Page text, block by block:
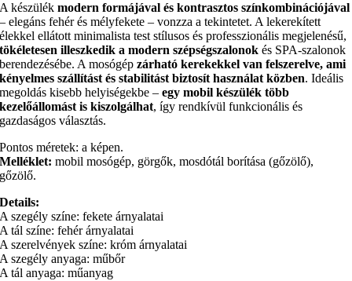
A készülékmodern formájával és kontrasztos színkombinációjával
– elegáns fehér és mélyfekete – vonzza a tekintetet. A lekerekített
élekkel ellátott minimalista test stílusos és professzionális megjelenésű,
tökéletesen illeszkedik a modern szépségszalonokés SPA-szalonok
berendezésébe. A mosógépzárható kerekekkel van felszerelve, ami
kényelmes szállítást és stabilitást biztosít használat közben. Ideális
megoldás kisebb helyiségekbe –egy mobil készülék több
kezelőállomást is kiszolgálhat, így rendkívül funkcionális és
gazdaságos választás.
Pontos méretek: a képen.
Melléklet: mobil mosógép, görgők, mosdótál borítása (gőzölő),
gőzölő.
Details:
A szegély színe: fekete árnyalatai
A tál színe: fehér árnyalatai
A szerelvények színe: króm árnyalatai
A szegély anyaga: műbőr
A tál anyaga: műanyag